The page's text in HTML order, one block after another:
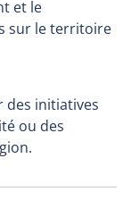
et le
sur le territoire
des initiatives
ou des